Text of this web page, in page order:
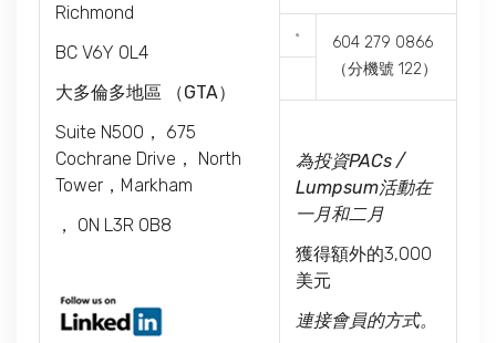
Richmond
BC V6Y 0L4
大多倫多地區 （GTA）
Suite N500， 675
Cochrane Drive， North
Tower，Markham
， ON L3R 0B8
604 279 0866
（分機號 122）
為投資PACs /
Lumpsum活動在
一月和二月
獲得額外的3,000
美元
連接會員的方式。